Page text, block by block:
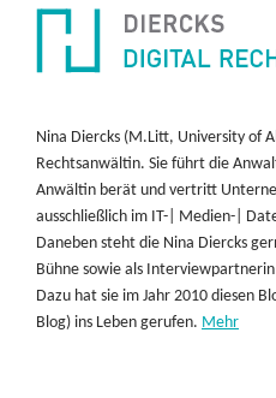
Nina Diercks (M.Litt, University of
Rechtsanwältin. Sie führt die
Anwältin berät und vertritt
ausschließlich im IT-| Medien-|
Daneben steht die Nina Diercks
Bühne sowie als
Dazu hat sie im Jahr 2010 diesen
Blog) ins Leben gerufen. Mehr